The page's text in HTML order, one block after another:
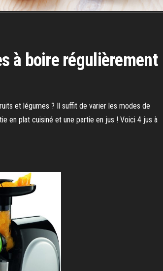
à boire régulièrement
et légumes ? Il suffit de varier les modes de
en plat cuisiné et une partie en jus ! Voici 4 jus à